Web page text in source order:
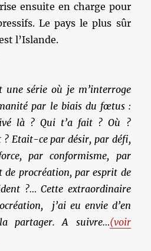
ensuite en charge pour
Le pays le plus sûr
l’Islande.
série où je m’interroge
par le biais du fœtus :
là ? Qui t’a fait ? Où ?
? Etait-ce par désir, par défi,
par conformisme, par
procréation, par esprit de
?… Cette extraordinaire
j’ai eu envie d’en
partager. A suivre…(voir